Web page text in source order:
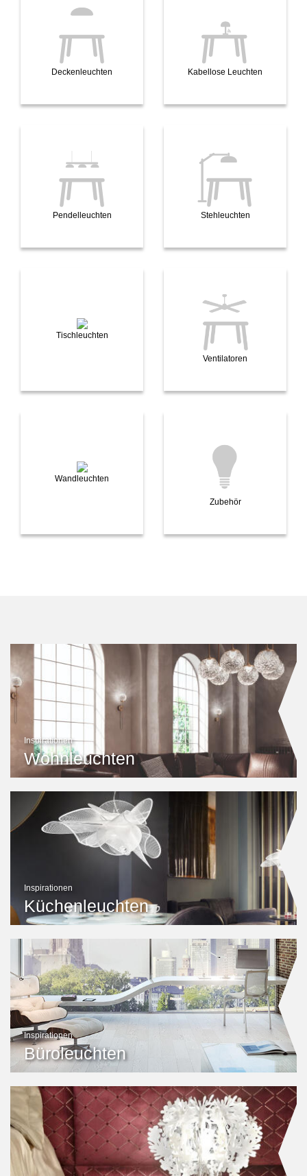
Deckenleuchten Kabellose Leuchten
Pendelleuchten Stehleuchten
Tischleuchten
Ventilatoren
Wandleuchten
Zubehör
Inspirationen
Wohnleuchten
Inspirationen
Küchenleuchten
Inspirationen
Büroleuchten